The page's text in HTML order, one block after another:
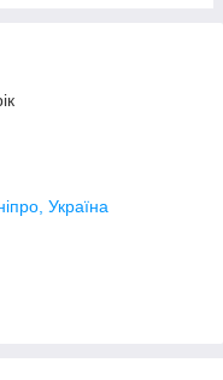
Україна